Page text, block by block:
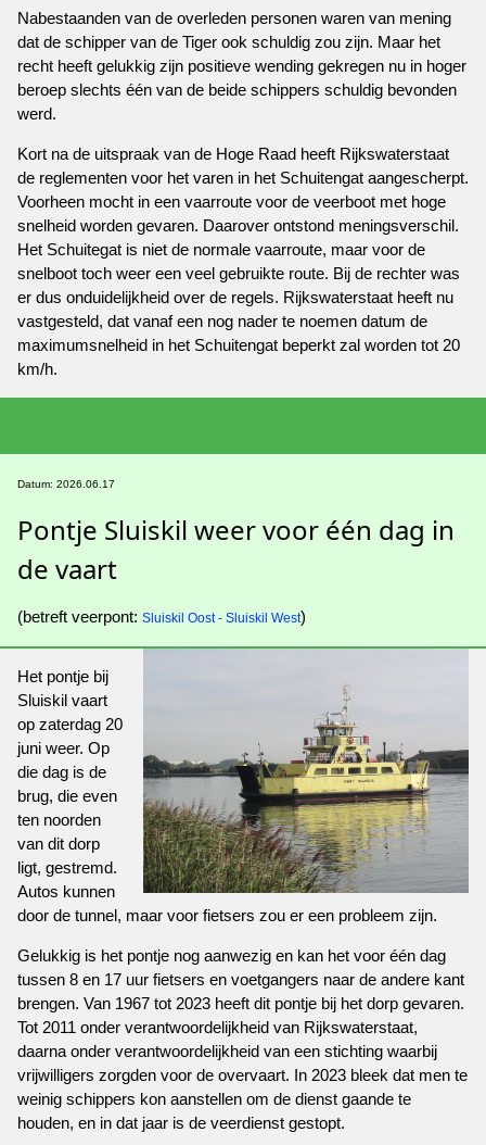
Nabestaanden van de overleden personen waren van mening
dat de schipper van de Tiger ook schuldig zou zijn. Maar het
recht heeft gelukkig zijn positieve wending gekregen nu in hoger
beroep slechts één van de beide schippers schuldig bevonden
werd.
Kort na de uitspraak van de Hoge Raad heeft Rijkswaterstaat
de reglementen voor het varen in het Schuitengat aangescherpt.
Voorheen mocht in een vaarroute voor de veerboot met hoge
snelheid worden gevaren. Daarover ontstond meningsverschil.
Het Schuitegat is niet de normale vaarroute, maar voor de
snelboot toch weer een veel gebruikte route. Bij de rechter was
er dus onduidelijkheid over de regels. Rijkswaterstaat heeft nu
vastgesteld, dat vanaf een nog nader te noemen datum de
maximumsnelheid in het Schuitengat beperkt zal worden tot 20
km/h.
Datum: 2026.06.17
Pontje Sluiskil weer voor één dag in
de vaart
(betreft veerpont: Sluiskil Oost - Sluiskil West)
Het pontje bij
Sluiskil vaart
op zaterdag 20
juni weer. Op
die dag is de
brug, die even
ten noorden
van dit dorp
ligt, gestremd.
Autos kunnen
door de tunnel, maar voor fietsers zou er een probleem zijn.
Gelukkig is het pontje nog aanwezig en kan het voor één dag
tussen 8 en 17 uur fietsers en voetgangers naar de andere kant
brengen. Van 1967 tot 2023 heeft dit pontje bij het dorp gevaren.
Tot 2011 onder verantwoordelijkheid van Rijkswaterstaat,
daarna onder verantwoordelijkheid van een stichting waarbij
vrijwilligers zorgden voor de overvaart. In 2023 bleek dat men te
weinig schippers kon aanstellen om de dienst gaande te
houden, en in dat jaar is de veerdienst gestopt.